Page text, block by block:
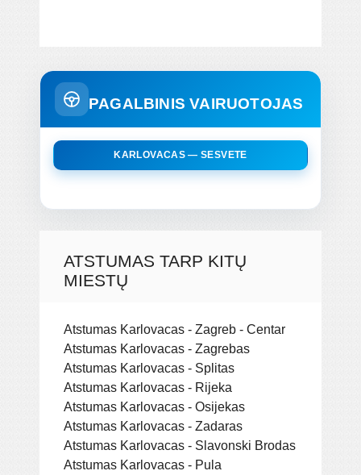
PAGALBINIS VAIRUOTOJAS
KARLOVACAS — SESVETE
ATSTUMAS TARP KITŲ
MIESTŲ
Atstumas Karlovacas - Zagreb - Centar
Atstumas Karlovacas - Zagrebas
Atstumas Karlovacas - Splitas
Atstumas Karlovacas - Rijeka
Atstumas Karlovacas - Osijekas
Atstumas Karlovacas - Zadaras
Atstumas Karlovacas - Slavonski Brodas
Atstumas Karlovacas - Pula